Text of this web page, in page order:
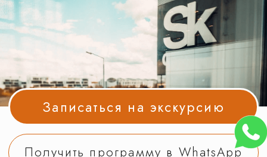
Записаться на экскурсию
Получить программу в WhatsApp
8 (495) 970 82-41
на одного экскурсанта. В стоимость
Стоимость экскурсии